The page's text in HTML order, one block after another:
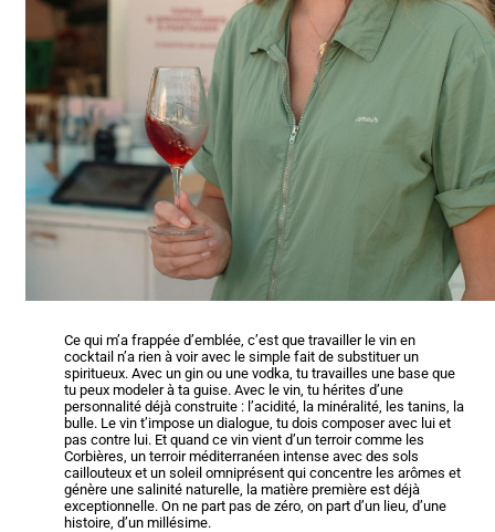
Ce qui m’a frappée d’emblée, c’est que travailler le vin en
cocktail n’a rien à voir avec le simple fait de substituer un
spiritueux. Avec un gin ou une vodka, tu travailles une base que
tu peux modeler à ta guise. Avec le vin, tu hérites d’une
personnalité déjà construite : l’acidité, la minéralité, les tanins, la
bulle. Le vin t’impose un dialogue, tu dois composer avec lui et
pas contre lui. Et quand ce vin vient d’un terroir comme les
Corbières, un terroir méditerranéen intense avec des sols
caillouteux et un soleil omniprésent qui concentre les arômes et
génère une salinité naturelle, la matière première est déjà
exceptionnelle. On ne part pas de zéro, on part d’un lieu, d’une
histoire, d’un millésime.